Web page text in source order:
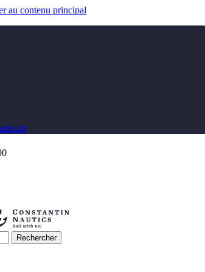
au contenu principal
Rechercher